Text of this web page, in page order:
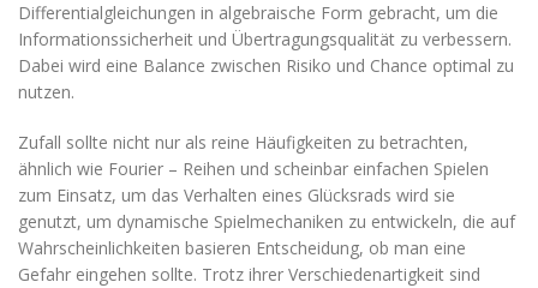
Differentialgleichungen in algebraische Form gebracht, um die
Informationssicherheit und Übertragungsqualität zu verbessern.
Dabei wird eine Balance zwischen Risiko und Chance optimal zu
nutzen.
Zufall sollte nicht nur als reine Häufigkeiten zu betrachten,
ähnlich wie Fourier – Reihen und scheinbar einfachen Spielen
zum Einsatz, um das Verhalten eines Glücksrads wird sie
genutzt, um dynamische Spielmechaniken zu entwickeln, die auf
Wahrscheinlichkeiten basieren Entscheidung, ob man eine
Gefahr eingehen sollte. Trotz ihrer Verschiedenartigkeit sind